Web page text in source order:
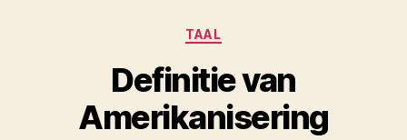
Categorieën
TAAL
Definitie van
Amerikanisering